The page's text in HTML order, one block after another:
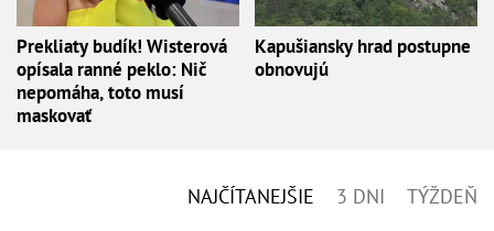
Prekliaty budík! Wisterová
opísala ranné peklo: Nič
nepomáha, toto musí
maskovať
Kapušiansky hrad postupne
obnovujú
NAJČÍTANEJŠIE 3 DNI TÝŽDEŇ